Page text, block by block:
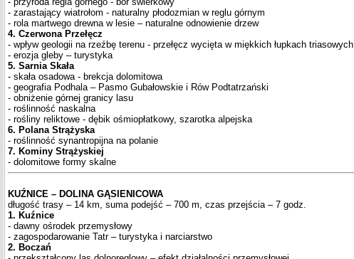
- zarastający wiatrołom - naturalny płodozmian w reglu górnym
- rola martwego drewna w lesie – naturalne odnowienie drzew
4. Czerwona Przełęcz
- wpływ geologii na rzeźbę terenu - przełęcz wycięta w miękkich łupkach triasowych
- erozja gleby – turystyka
5. Sarnia Skała
- skała osadowa - brekcja dolomitowa
- geografia Podhala – Pasmo Gubałowskie i Rów Podtatrzański
- obniżenie górnej granicy lasu
- roślinność naskalna
- rośliny reliktowe - dębik ośmiopłatkowy, szarotka alpejska
6. Polana Strążyska
- roślinność synantropijna na polanie
7. Kominy Strążyskiej
- dolomitowe formy skalne
KUŹNICE – DOLINA GĄSIENICOWA
długość trasy – 14 km, suma podejść – 700 m, czas przejścia – 7 godz.
1. Kuźnice
- dawny ośrodek przemysłowy
- zagospodarowanie Tatr – turystyka i narciarstwo
2. Boczań